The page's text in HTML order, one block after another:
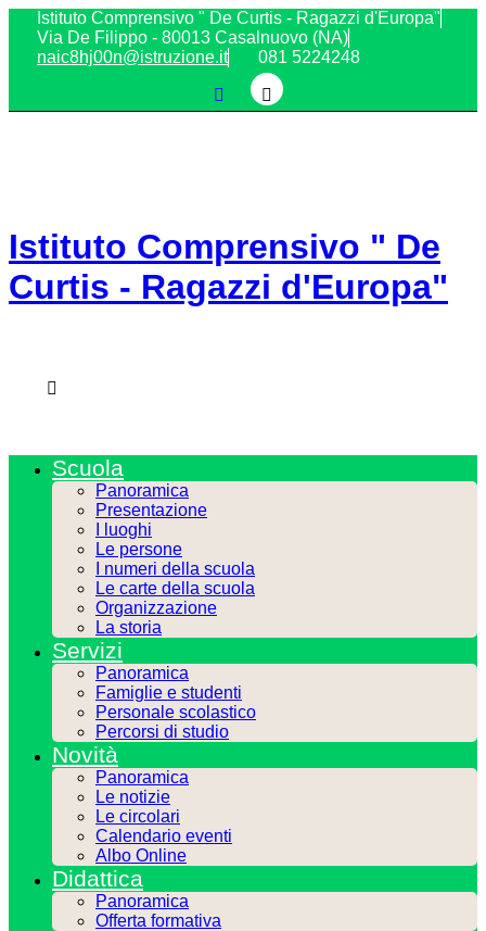
Istituto Comprensivo " De Curtis - Ragazzi d'Europa"
Via De Filippo - 80013 Casalnuovo (NA)
naic8hj00n@istruzione.it
081 5224248
Istituto Comprensivo " De
Curtis - Ragazzi d'Europa"
Scuola
Panoramica
Presentazione
I luoghi
Le persone
I numeri della scuola
Le carte della scuola
Organizzazione
La storia
Servizi
Panoramica
Famiglie e studenti
Personale scolastico
Percorsi di studio
Novità
Panoramica
Le notizie
Le circolari
Calendario eventi
Albo Online
Didattica
Panoramica
Offerta formativa